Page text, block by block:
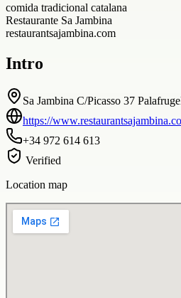
comida tradicional catalana
Restaurante Sa Jambina
restaurantsajambina.com
Intro
Sa Jambina C/Picasso 37
https://
+34 972 614 613
Verified
Location map